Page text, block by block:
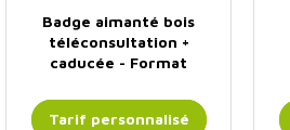
Badge aimanté bois
téléconsultation +
caducée - Format
Tarif personnalisé